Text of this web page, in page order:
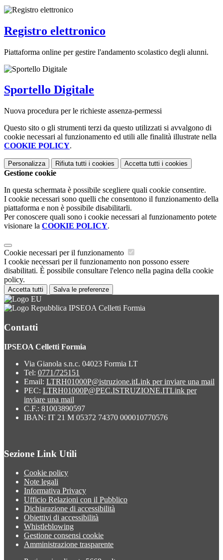
Registro elettronico
Piattaforma online per gestire l'andamento scolastico degli alunni.
Sportello Digitale
Nuova procedura per le richieste assenza-permessi
Questo sito o gli strumenti terzi da questo utilizzati si avvalgono di
cookie necessari al funzionamento ed utili alle finalità illustrate nella
COOKIE POLICY.
Personalizza Rifiuta tutti i cookies Accetta tutti i cookies
Gestione cookie
In questa schermata è possibile scegliere quali cookie consentire.
I cookie necessari sono quelli che consentono il funzionamento della
piattaforma e non è possibile disabilitarli.
Per conoscere quali sono i cookie necessari al funzionamento potete
visionare la COOKIE POLICY.
Cookie necessari per il funzionamento
I cookie necessari per il funzionamento non possono essere
disabilitati. È possibile consultare l'elenco nella pagina della cookie
policy.
Accetta tutti Salva le preferenze
IPSEOA Celletti Formia
Contatti
IPSEOA Celletti Formia
Via Gianola s.n.c. 04023 Formia LT
Tel: 0771/725151
Email: LTRH01000P@istruzione.itLink per inviare una mail
PEC: LTRH01000P@PEC.ISTRUZIONE.ITLink per
inviare una mail
C.F.: 81003890597
IBAN: IT 21 M 05372 74370 000010770576
Sezione Link Utili
Cookie policy
Note legali
Informativa Privacy
Ufficio Relazioni con il Pubblico
Dichiarazione di accessibilità
Obiettivi di accessibilità
Whistleblowing
Gestione consensi cookie
Amministrazione trasparente